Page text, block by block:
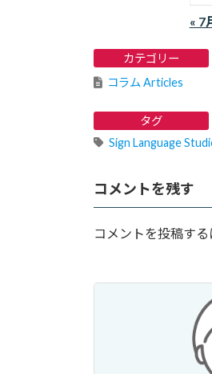
« 7
カテゴリー
コラム Articles
タグ
Sign Language
コメントを残す
コメントを投稿する